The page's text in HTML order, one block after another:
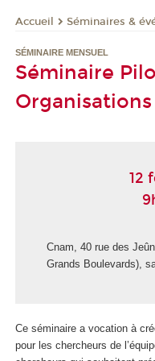
Accueil Séminaires &
SÉMINAIRE MENSUEL
Séminaire
Organisations
12
Cnam, 40 rue des
Grands Boulevards),
Ce séminaire a vocation à
pour les chercheurs de